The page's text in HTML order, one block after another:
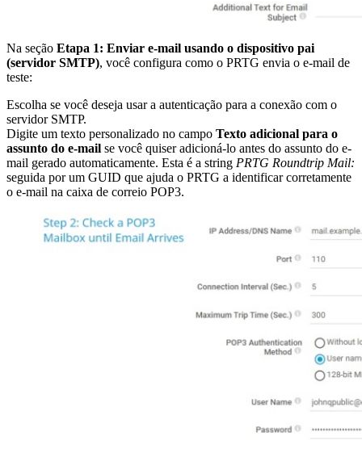
Na seção Etapa 1: Enviar e-mail usando o dispositivo pai
(servidor SMTP), você configura como o PRTG envia o e-mail de
teste:
Escolha se você deseja usar a autenticação para a conexão com o
servidor SMTP.
Digite um texto personalizado no campo Texto adicional para o
assunto do e-mail se você quiser adicioná-lo antes do assunto do e-
mail gerado automaticamente. Esta é a string PRTG Roundtrip Mail:
seguida por um GUID que ajuda o PRTG a identificar corretamente
o e-mail na caixa de correio POP3.